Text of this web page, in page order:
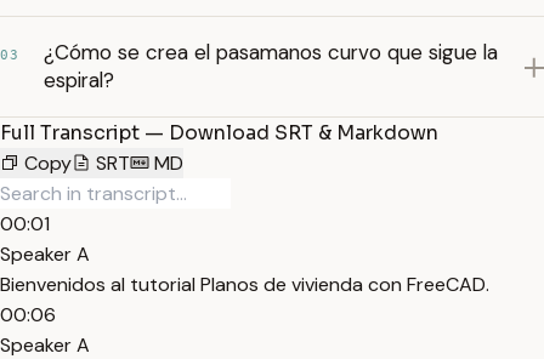
03
¿Cómo se crea el pasamanos curvo que sigue la
espiral?
Full Transcript — Download SRT & Markdown
Copy
SRT MD
00:01
Speaker A
Bienvenidos al tutorial Planos de vivienda con FreeCAD.
00:06
Speaker A